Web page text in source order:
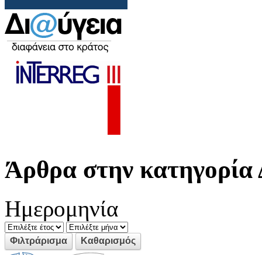
Άρθρα στην κατηγορία
Ημερομηνία